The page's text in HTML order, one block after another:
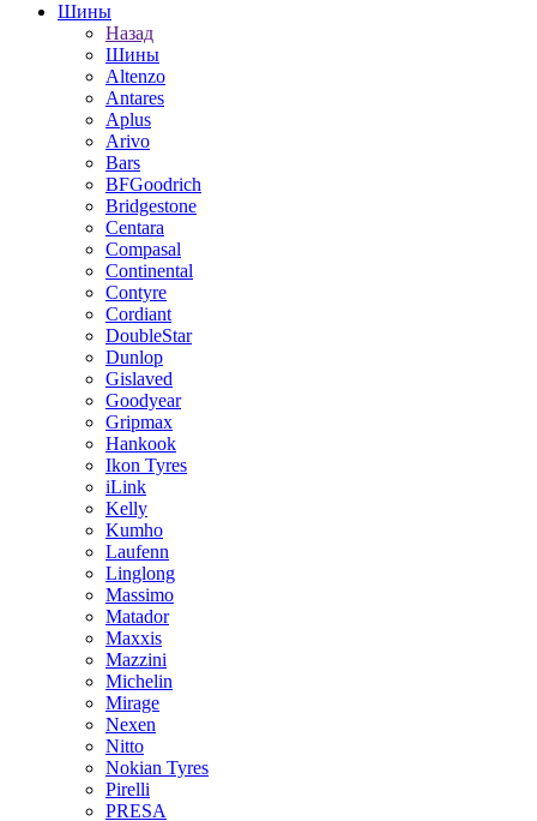
Шины
Назад
Шины
Altenzo
Antares
Aplus
Arivo
Bars
BFGoodrich
Bridgestone
Centara
Compasal
Continental
Contyre
Cordiant
DoubleStar
Dunlop
Gislaved
Goodyear
Gripmax
Hankook
Ikon Tyres
iLink
Kelly
Kumho
Laufenn
Linglong
Massimo
Matador
Maxxis
Mazzini
Michelin
Mirage
Nexen
Nitto
Nokian Tyres
Pirelli
PRESA